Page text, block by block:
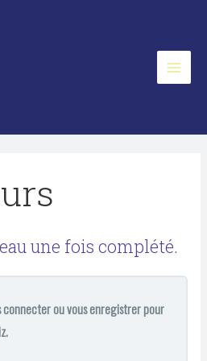
Main
une fois complété.
connecter ou vous enregistrer pour